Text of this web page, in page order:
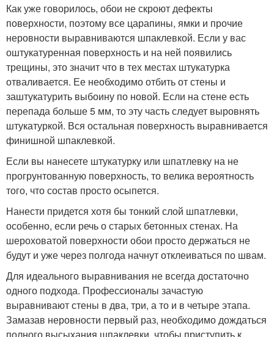
Как уже говорилось, обои не скроют дефекты
поверхности, поэтому все царапины, ямки и прочие
неровности выравниваются шпаклевкой. Если у вас
оштукатуренная поверхность и на ней появились
трещины, это значит что в тех местах штукатурка
отваливается. Ее необходимо отбить от стены и
заштукатурить выбоину по новой. Если на стене есть
перепада больше 5 мм, то эту часть следует выровнять
штукатуркой. Вся остальная поверхность выравнивается
финишной шпаклевкой.
Если вы нанесете штукатурку или шпатлевку на не
прогрунтованную поверхность, то велика вероятность
того, что состав просто осыпется.
Нанести придется хотя бы тонкий слой шпатлевки,
особенно, если речь о старых бетонных стенах. На
шероховатой поверхности обои просто держаться не
будут и уже через полгода начнут отклеиваться по швам.
Для идеального выравнивания не всегда достаточно
одного подхода. Профессионалы зачастую
выравнивают стены в два, три, а то и в четыре этапа.
Замазав неровности первый раз, необходимо дождаться